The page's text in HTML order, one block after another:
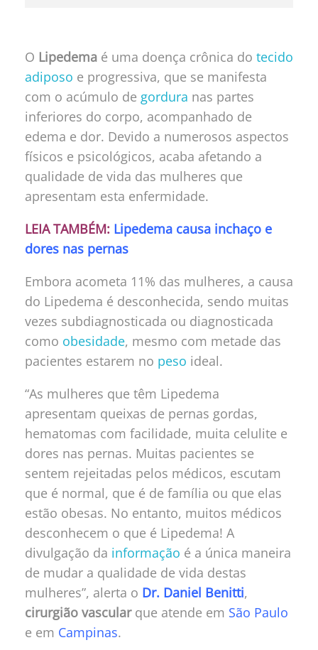
O Lipedema é uma doença crônica do tecido
adiposo e progressiva, que se manifesta
com o acúmulo de gordura nas partes
inferiores do corpo, acompanhado de
edema e dor. Devido a numerosos aspectos
físicos e psicológicos, acaba afetando a
qualidade de vida das mulheres que
apresentam esta enfermidade.
LEIA TAMBÉM: Lipedema causa inchaço e
dores nas pernas
Embora acometa 11% das mulheres, a causa
do Lipedema é desconhecida, sendo muitas
vezes subdiagnosticada ou diagnosticada
como obesidade, mesmo com metade das
pacientes estarem no peso ideal.
“As mulheres que têm Lipedema
apresentam queixas de pernas gordas,
hematomas com facilidade, muita celulite e
dores nas pernas. Muitas pacientes se
sentem rejeitadas pelos médicos, escutam
que é normal, que é de família ou que elas
estão obesas. No entanto, muitos médicos
desconhecem o que é Lipedema! A
divulgação da informação é a única maneira
de mudar a qualidade de vida destas
mulheres”, alerta o Dr. Daniel Benitti,
cirurgião vascularque atende em São Paulo
e em Campinas.